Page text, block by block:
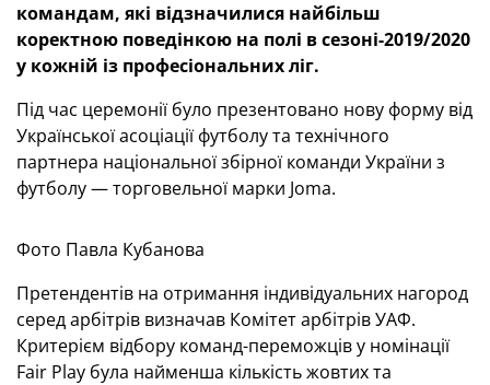
командам, які відзначилися найбільш
коректною поведінкою на полі в сезоні-2019/2020
у кожній із професіональних ліг.
Під час церемонії було презентовано нову форму від
Української асоціації футболу та технічного
партнера національної збірної команди України з
футболу — торговельної марки Joma.
Фото Павла Кубанова
Претендентів на отримання індивідуальних нагород
серед арбітрів визначав Комітет арбітрів УАФ.
Критерієм відбору команд-переможців у номінації
Fair Play була найменша кількість жовтих та